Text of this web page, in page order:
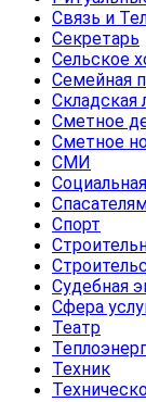
Связь и
Секретарь
Сельское
Семейная
Складская
Сметное
Сметное
СМИ
Спорт
Судебная
Сфера
Театр
Техник